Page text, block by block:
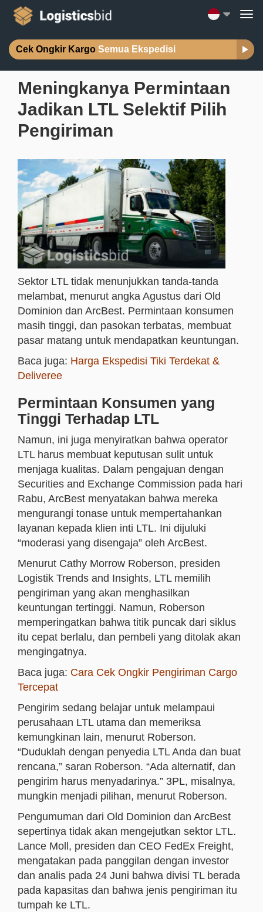
Cek Ongkir Kargo Semua Ekspedisi
Meningkanya Permintaan
Jadikan LTL Selektif Pilih
Pengiriman
Sektor LTL tidak menunjukkan tanda-tanda
melambat, menurut angka Agustus dari Old
Dominion dan ArcBest. Permintaan konsumen
masih tinggi, dan pasokan terbatas, membuat
pasar matang untuk mendapatkan keuntungan.
Baca juga: Harga Ekspedisi Tiki Terdekat &
Deliveree
Permintaan Konsumen yang
Tinggi Terhadap LTL
Namun, ini juga menyiratkan bahwa operator
LTL harus membuat keputusan sulit untuk
menjaga kualitas. Dalam pengajuan dengan
Securities and Exchange Commission pada hari
Rabu, ArcBest menyatakan bahwa mereka
mengurangi tonase untuk mempertahankan
layanan kepada klien inti LTL. Ini dijuluki
“moderasi yang disengaja” oleh ArcBest.
Menurut Cathy Morrow Roberson, presiden
Logistik Trends and Insights, LTL memilih
pengiriman yang akan menghasilkan
keuntungan tertinggi. Namun, Roberson
memperingatkan bahwa titik puncak dari siklus
itu cepat berlalu, dan pembeli yang ditolak akan
mengingatnya.
Baca juga: Cara Cek Ongkir Pengiriman Cargo
Tercepat
Pengirim sedang belajar untuk melampaui
perusahaan LTL utama dan memeriksa
kemungkinan lain, menurut Roberson.
“Duduklah dengan penyedia LTL Anda dan buat
rencana,” saran Roberson. “Ada alternatif, dan
pengirim harus menyadarinya.” 3PL, misalnya,
mungkin menjadi pilihan, menurut Roberson.
Pengumuman dari Old Dominion dan ArcBest
sepertinya tidak akan mengejutkan sektor LTL.
Lance Moll, presiden dan CEO FedEx Freight,
mengatakan pada panggilan dengan investor
dan analis pada 24 Juni bahwa divisi TL berada
pada kapasitas dan bahwa jenis pengiriman itu
tumpah ke LTL.